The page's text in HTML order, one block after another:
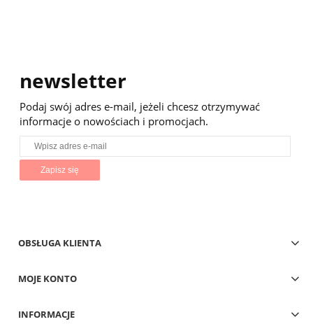
newsletter
Podaj swój adres e-mail, jeżeli chcesz otrzymywać
informacje o nowościach i promocjach.
Zapisz się
OBSŁUGA KLIENTA
MOJE KONTO
INFORMACJE